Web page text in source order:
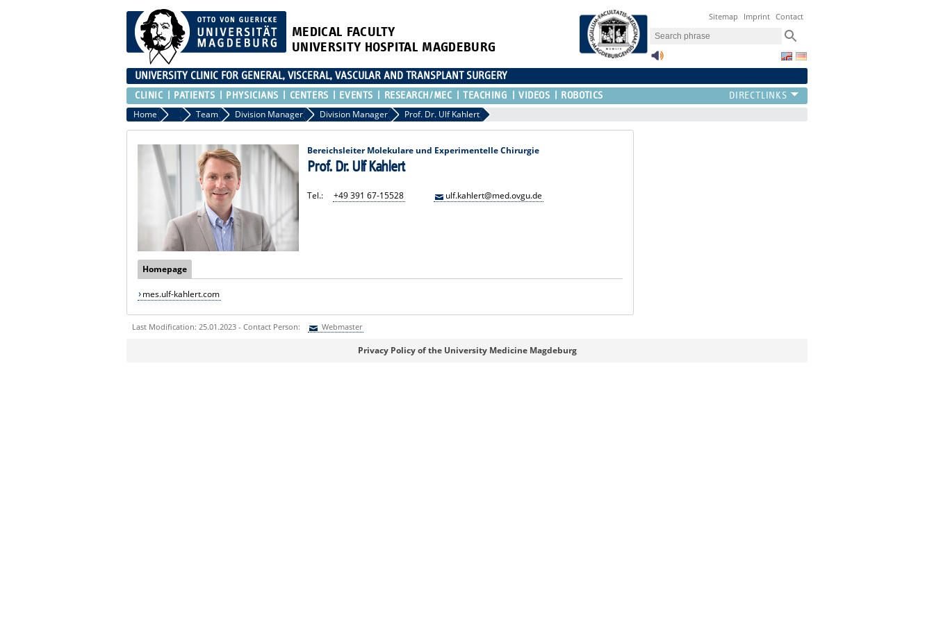
MEDICAL FACULTY
UNIVERSITY HOSPITAL MAGDEBURG
Sitemap Imprint Contact
UNIVERSITY CLINIC FOR GENERAL, VISCERAL, VASCULAR AND TRANSPLANT SURGERY
CLINIC PATIENTS PHYSICIANS CENTERS EVENTS RESEARCH/MEC TEACHING VIDEOS ROBOTICS
Home Clinic Team Division Manager Division Manager Prof. Dr. Ulf Kahlert
Bereichsleiter Molekulare und Experimentelle Chirurgie
Prof. Dr. Ulf Kahlert
Tel.: +49 391 67-15528 ulf.kahlert@med.ovgu.de
Homepage
mes.ulf-kahlert.com
Last Modification: 25.01.2023 - Contact Person: Webmaster
Privacy Policy of the University Medicine Magdeburg